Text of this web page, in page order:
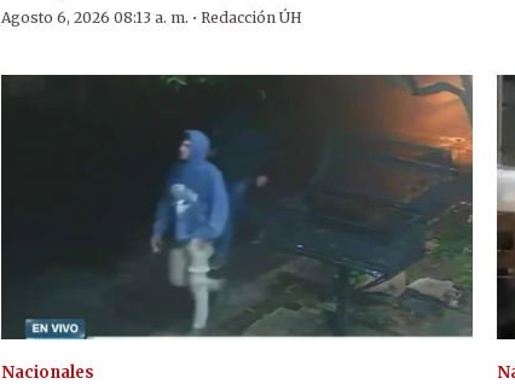
Agosto 6, 2026 08:13 a. m. ·Redacción ÚH
Nacionales